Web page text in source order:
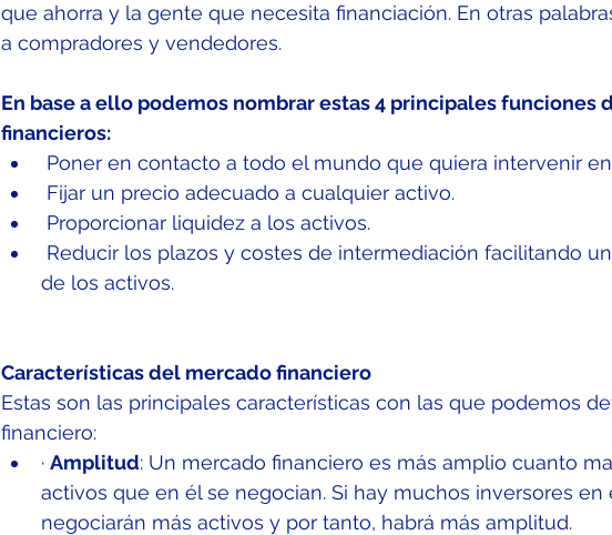
que ahorra y la gente que necesita financiación. En otras
a compradores y vendedores.
En base a ello podemos nombrar estas 4 principales funciones
financieros:
Poner en contacto a todo el mundo que quiera intervenir
Fijar un precio adecuado a cualquier activo.
Proporcionar liquidez a los activos.
de los activos.
Características del mercado financiero
Estas son las principales características con las que podemos
financiero:
· Amplitud: Un mercado financiero es más amplio cuanto
activos que en él se negocian. Si hay muchos inversores en
negociarán más activos y por tanto, habrá más amplitud.